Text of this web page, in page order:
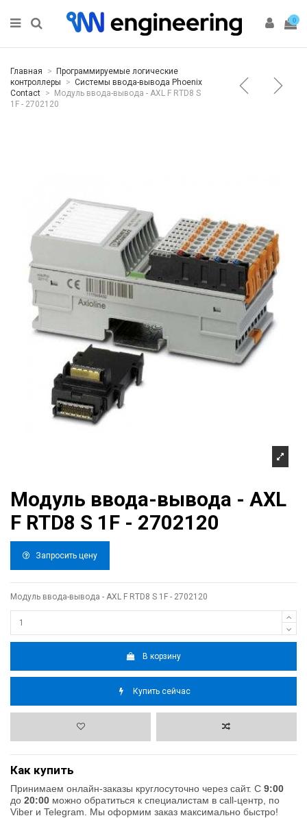
0
Главная
Программируемые логические
контроллеры
Системы ввода-вывода Phoenix
Contact
Модуль ввода-вывода - AXL F RTD8 S
1F - 2702120
Модуль ввода-вывода - AXL
F RTD8 S 1F - 2702120
Запросить цену
Модуль ввода-вывода - AXL F RTD8 S 1F - 2702120
В корзину
Купить сейчас
Как купить
Принимаем онлайн-заказы круглосуточно через сайт. С 9:00
до 20:00 можно обратиться к специалистам в call-центр, по
Viber и Telegram. Мы оформим заказ максимально быстро!